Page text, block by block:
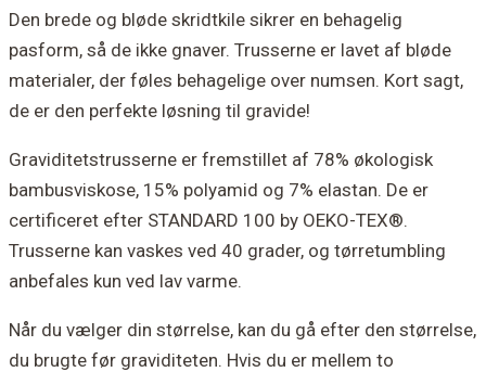
Den brede og bløde skridtkile sikrer en behagelig
pasform, så de ikke gnaver. Trusserne er lavet af bløde
materialer, der føles behagelige over numsen. Kort sagt,
de er den perfekte løsning til gravide!
Graviditetstrusserne er fremstillet af 78% økologisk
bambusviskose, 15% polyamid og 7% elastan. De er
certificeret efter STANDARD 100 by OEKO-TEX®.
Trusserne kan vaskes ved 40 grader, og tørretumbling
anbefales kun ved lav varme.
Når du vælger din størrelse, kan du gå efter den størrelse,
du brugte før graviditeten. Hvis du er mellem to